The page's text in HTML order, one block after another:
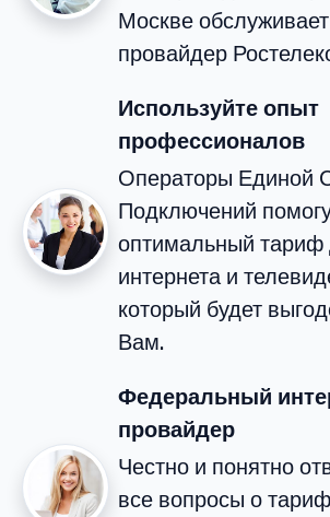
Москве
провайдер
Используйте опыт
профессионалов
Операторы Единой
Подключений
оптимальный тариф
интернета и
который будет
Вам.
Федеральный
провайдер
Честно и понятно
все вопросы о